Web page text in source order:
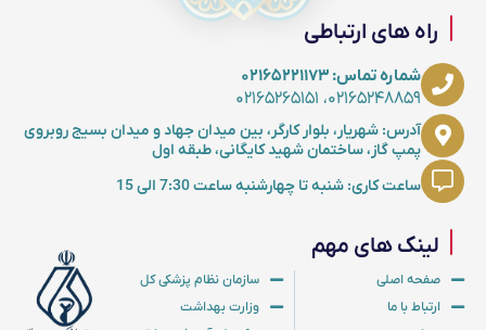
لینک های مهم
صفحه اصلی
ارتباط با ما
سازمان نظام پزشکی کل
وزارت بهداشت
راه های ارتباطی
شماره تماس: ۰۲۱۶۵۲۲۱۱۷۳
۰۲۱۶۵۲۴۸۸۵۹، ۰۲۱۶۵۲۶۵۱۵۱
آدرس: شهریار، بلوار کارگر، بین میدان جهاد و میدان بسیج روبروی
پمپ گاز، ساختمان شهید کایگانی، طبقه اول
ساعت کاری: شنبه تا چهارشنبه ساعت 7:30 الی 15